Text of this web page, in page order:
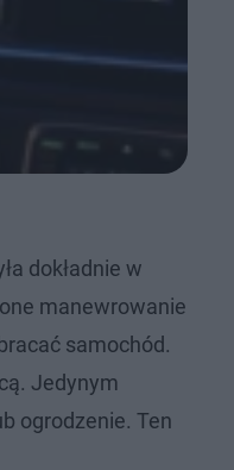
dokładnie w
manewrowanie
samochód.
Jedynym
ogrodzenie. Ten